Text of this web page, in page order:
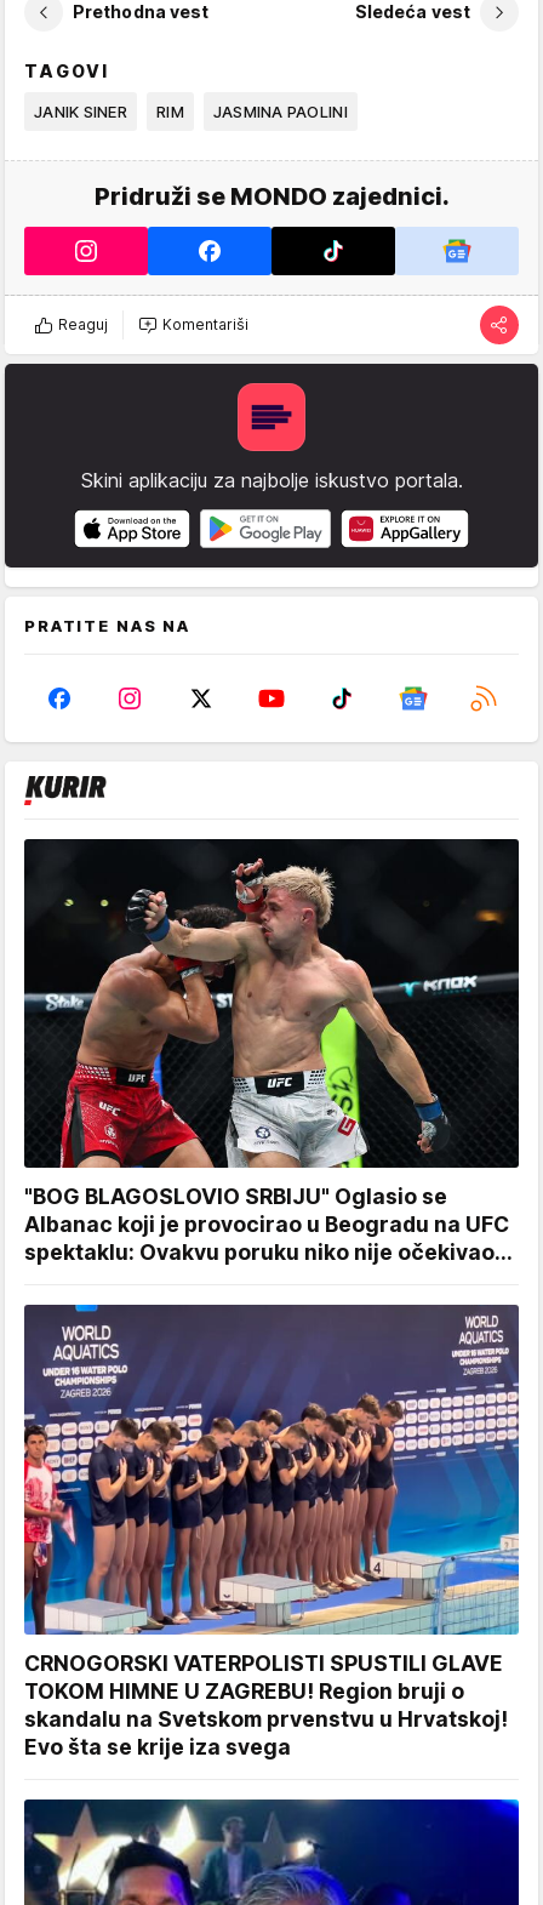
Prethodna vest Sledeća vest
TAGOVI
JANIK SINER RIM JASMINA PAOLINI
Pridruži se MONDO zajednici.
Reaguj Komentariši
Skini aplikaciju za najbolje iskustvo portala.
PRATITE NAS NA
"BOG BLAGOSLOVIO SRBIJU" Oglasio se
Albanac koji je provocirao u Beogradu na UFC
spektaklu: Ovakvu poruku niko nije očekivao...
CRNOGORSKI VATERPOLISTI SPUSTILI GLAVE
TOKOM HIMNE U ZAGREBU! Region bruji o
skandalu na Svetskom prvenstvu u Hrvatskoj!
Evo šta se krije iza svega